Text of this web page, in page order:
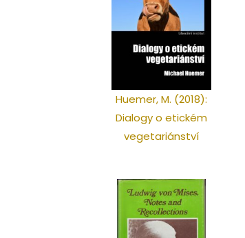
Huemer, M. (2018):
Dialogy o etickém
vegetariánství